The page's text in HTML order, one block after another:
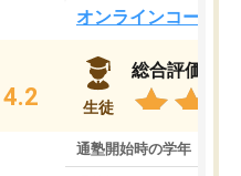
4.2
オンラインコース
生徒
総合評価
通塾開始時の学年